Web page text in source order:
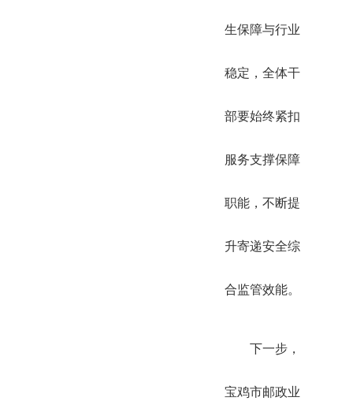
生保障与行业
稳定，全体干
部要始终紧扣
服务支撑保障
职能，不断提
升寄递安全综
合监管效能。
下一步，
宝鸡市邮政业